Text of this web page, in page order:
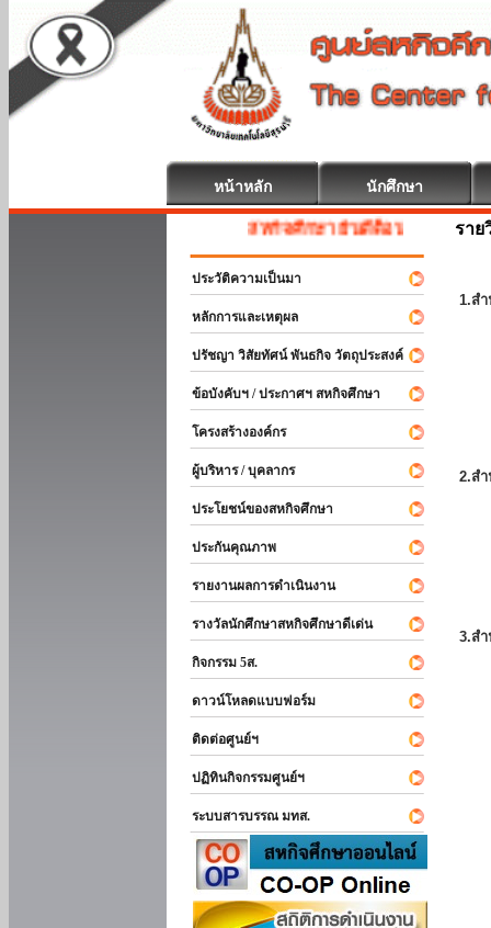
หน้าหลัก นักศึกษา
สหกิจศึกษา ยินดีต้อนรับ
ประวัติความเป็นมา
หลักการและเหตุผล
ปรัชญา วิสัยทัศน์ พันธกิจ วัตถุประสงค์
ข้อบังคับฯ / ประกาศฯ สหกิจศึกษา
โครงสร้างองค์กร
ผู้บริหาร / บุคลากร
ประโยชน์ของสหกิจศึกษา
ประกันคุณภาพ
รายงานผลการดำเนินงาน
รางวัลนักศึกษาสหกิจศึกษาดีเด่น
กิจกรรม 5ส.
ดาวน์โหลดแบบฟอร์ม
ติดต่อศูนย์ฯ
ปฏิทินกิจกรรมศูนย์ฯ
ระบบสารบรรณ มทส.
ราย
1.ส
2.ส
3.ส